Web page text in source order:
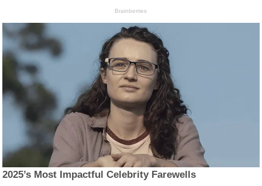
Brainberries
2025’s Most Impactful Celebrity Farewells